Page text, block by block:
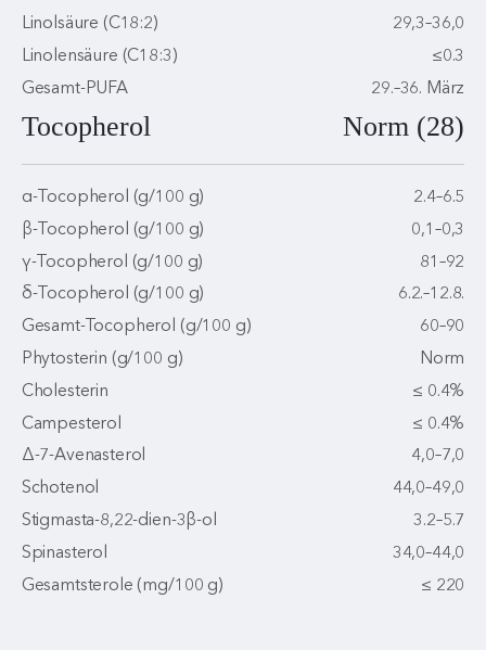
Linolsäure (C18:2)
29,3–36,0
Linolensäure (C18:3)
≤0.3
Gesamt-PUFA
29.–36. März
Tocopherol Norm (28)
α-Tocopherol (g/100 g)
2.4–6.5
β-Tocopherol (g/100 g)
0,1–0,3
γ-Tocopherol (g/100 g)
81–92
δ-Tocopherol (g/100 g)
6.2.–12.8.
Gesamt-Tocopherol (g/100 g)
60–90
Phytosterin (g/100 g)
Norm
Cholesterin
≤ 0.4%
Campesterol
≤ 0.4%
Δ-7-Avenasterol
4,0–7,0
Schotenol
44,0–49,0
Stigmasta-8,22-dien-3β-ol
3.2–5.7
Spinasterol
34,0–44,0
Gesamtsterole (mg/100 g)
≤ 220